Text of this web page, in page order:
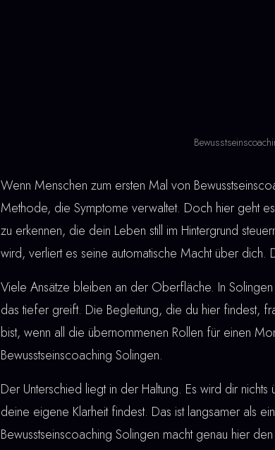
Wenn Menschen zum ersten Mal von
Methode, die Symptome verwaltet. Doch hier geht
zu erkennen, die dein Leben still im Hintergrund
wird, verliert es seine automatische Macht über dich.
Viele Ansätze bleiben an der Oberfläche. In
das tiefer greift. Die Begleitung, die du hier findest,
bist, wenn all die übernommenen Rollen für einen
Bewusstseinscoaching Solingen.
Der Unterschied liegt in der Haltung. Es wird dir
deine eigene Klarheit findest. Das ist langsamer als
Bewusstseinscoaching Solingen macht genau hier